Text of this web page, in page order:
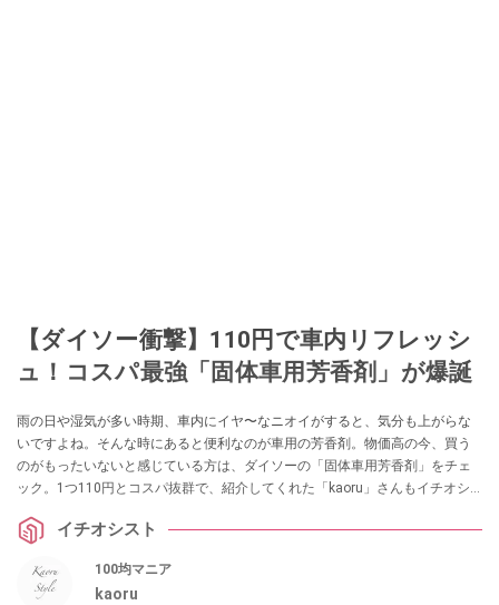
【ダイソー衝撃】110円で車内リフレッシ
ュ！コスパ最強「固体車用芳香剤」が爆誕
雨の日や湿気が多い時期、車内にイヤ〜なニオイがすると、気分も上がらな
いですよね。そんな時にあると便利なのが車用の芳香剤。物価高の今、買う
のがもったいないと感じている方は、ダイソーの「固体車用芳香剤」をチェ
ック。1つ110円とコスパ抜群で、紹介してくれた「kaoru」さんもイチオシ
イチオシスト
100均マニア
kaoru